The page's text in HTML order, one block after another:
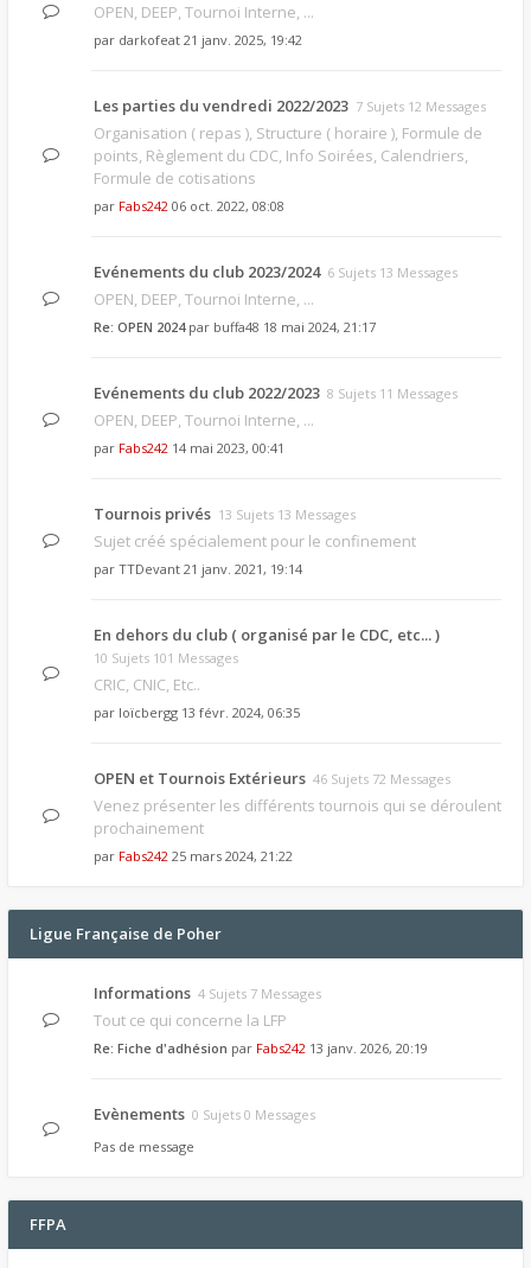
OPEN, DEEP, Tournoi Interne, ...
par darkofeat 21 janv. 2025, 19:42
Les parties du vendredi 2022/2023 7 Sujets 12 Messages
Organisation ( repas ), Structure ( horaire ), Formule de
points, Règlement du CDC, Info Soirées, Calendriers,
Formule de cotisations
par Fabs242 06 oct. 2022, 08:08
Evénements du club 2023/2024 6 Sujets 13 Messages
OPEN, DEEP, Tournoi Interne, ...
Re: OPEN 2024par buffa48 18 mai 2024, 21:17
Evénements du club 2022/2023 8 Sujets 11 Messages
OPEN, DEEP, Tournoi Interne, ...
par Fabs242 14 mai 2023, 00:41
Tournois privés 13 Sujets 13 Messages
Sujet créé spécialement pour le confinement
par TTDevant 21 janv. 2021, 19:14
En dehors du club ( organisé par le CDC, etc... )
10 Sujets 101 Messages
CRIC, CNIC, Etc..
par loïcbergg 13 févr. 2024, 06:35
OPEN et Tournois Extérieurs 46 Sujets 72 Messages
Venez présenter les différents tournois qui se déroulent
prochainement
par Fabs242 25 mars 2024, 21:22
Ligue Française de Poher
Informations 4 Sujets 7 Messages
Tout ce qui concerne la LFP
Re: Fiche d'adhésion par Fabs242 13 janv. 2026, 20:19
Evènements 0 Sujets 0 Messages
Pas de message
FFPA